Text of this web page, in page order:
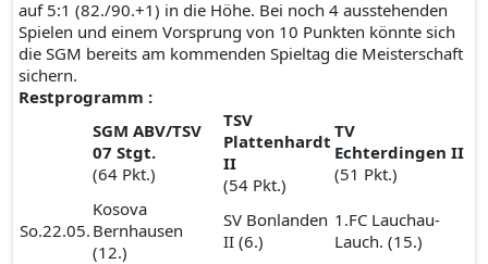
auf 5:1 (82./90.+1) in die Höhe. Bei noch 4 ausstehenden
Spielen und einem Vorsprung von 10 Punkten könnte sich
die SGM bereits am kommenden Spieltag die Meisterschaft
sichern.
Restprogramm :
SGM ABV/TSV
07 Stgt.
(64 Pkt.)
TSV
Plattenhardt
II
(54 Pkt.)
TV
Echterdingen II
(51 Pkt.)
So.22.05.
Kosova
Bernhausen
(12.)
SV Bonlanden
II (6.)
1.FC Lauchau-
Lauch. (15.)